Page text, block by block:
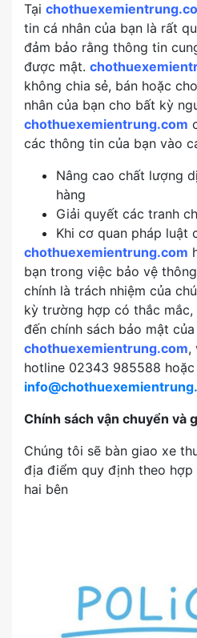
Tại
tin cá nhân của bạn là rất
đảm bảo rằng thông tin
được mật.
không chia sẻ, bán hoặc
nhân của bạn cho bất kỳ
chothuexemientrung.com
các thông tin của bạn vào
Nâng cao chất lượng
hàng
Giải quyết các tranh
Khi cơ quan pháp luật
chothuexemientrung.com
bạn trong việc bảo vệ
chính là trách nhiệm của
kỳ trường hợp có thắc
đến chính sách bảo mật của
chothuexemientrung.com,
hotline 02343 985588 hoặc
Chính sách vận chuyển và
Chúng tôi sẽ bàn giao xe
địa điểm quy định theo
hai bên